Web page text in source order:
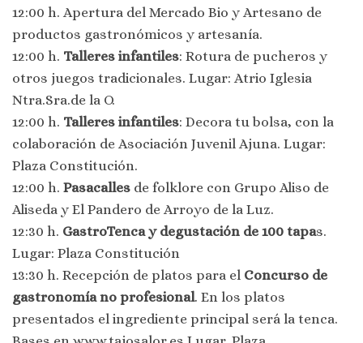
12:00 h. Apertura del Mercado Bio y Artesano de
productos gastronómicos y artesanía.
12:00 h. Talleres infantiles: Rotura de pucheros y
otros juegos tradicionales. Lugar: Atrio Iglesia
Ntra.Sra.de la O.
12:00 h. Talleres infantiles: Decora tu bolsa, con la
colaboración de Asociación Juvenil Ajuna. Lugar:
Plaza Constitución.
12:00 h. Pasacalles de folklore con Grupo Aliso de
Aliseda y El Pandero de Arroyo de la Luz.
12:30 h. GastroTenca y degustación de 100 tapas.
Lugar: Plaza Constitución
13:30 h. Recepción de platos para el Concurso de
gastronomía no profesional. En los platos
presentados el ingrediente principal será la tenca.